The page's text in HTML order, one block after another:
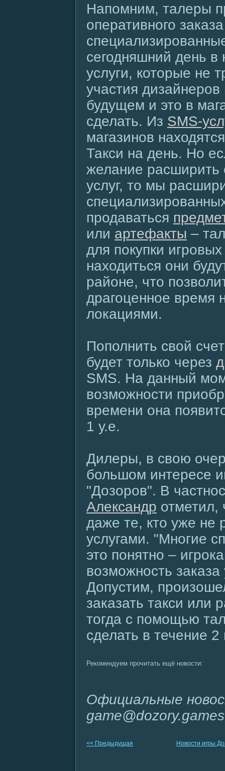
Напомним, талеры
оперативного
сегодняшний день в
услуги, которые не
участия
будущем и это в
сделать. Из SMS-
магазинов
Такси на день. Но
желание расширить
услуг, то мы
продаваться
или артефакты –
для покупки
находиться они
районе, что
драгоценное время
локациями.
Пополнить свой
будет только через
SMS. На данный
возможности
времени она
1 у.е.
Дилеры, в свою
большом интересе
"Дозоров". В
Александр отметил,
даже те, кто уже не
услугами. "Многие
это понятно –
возможность заказа
Допустим,
заказать такси или
тогда с помощью
сделать в течение
Рекомендуем прочитать ещё новости:
Официальные
game@dozory.games
<< Предыдущая Новости игры